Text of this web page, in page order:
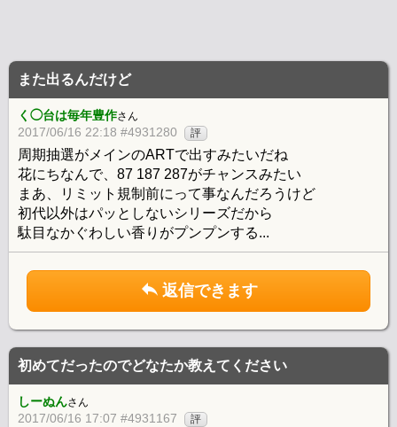
また出るんだけど
く◯台は毎年豊作さん
2017/06/16 22:18 #4931280 評
周期抽選がメインのARTで出すみたいだね
花にちなんで、87 187 287がチャンスみたい
まあ、リミット規制前にって事なんだろうけど
初代以外はパッとしないシリーズだから
駄目なかぐわしい香りがプンプンする...
返信できます
初めてだったのでどなたか教えてください
しーぬんさん
2017/06/16 17:07 #4931167 評